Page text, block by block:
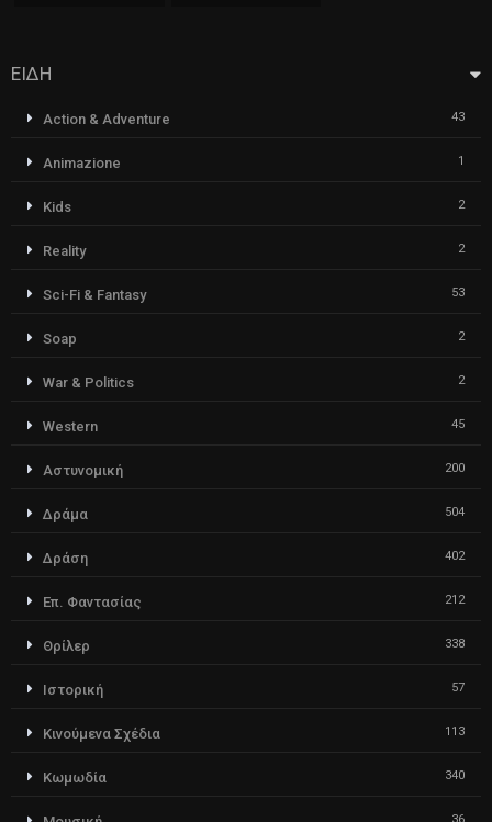
ΕΙΔΗ
Action & Adventure 43
Animazione 1
Kids 2
Reality 2
Sci-Fi & Fantasy 53
Soap 2
War & Politics 2
Western 45
Αστυνομική 200
Δράμα 504
Δράση 402
Επ. Φαντασίας 212
Θρίλερ 338
Ιστορική 57
Κινούμενα Σχέδια 113
Κωμωδία 340
36